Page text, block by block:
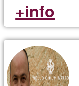
+info